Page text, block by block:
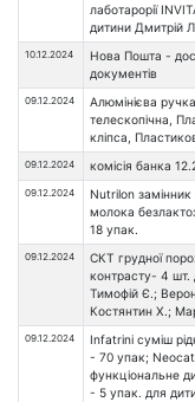
лаботарорії
дитини Дмитрій
10.12.2024
Нова Пошта -
документів
09.12.2024
Алюмінієва ручка
телескопічна,
кліпса,
09.12.2024 комісія банка
09.12.2024
Nutrilon замінник
молока
18 упак.
09.12.2024
СКТ грудної
контрасту- 4 шт.
Тимофій Є.;
Костянтин Х.;
09.12.2024
Infatrini суміш
- 70 упак;
функціональне
- 5 упак. для